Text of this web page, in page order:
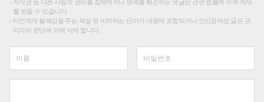
저작권 등 다른 사람의 권리를 침해하거나 명예를 훼손하는 댓글은 관련 법률에 의해 제재
를 받을 수 있습니다.
타인에게 불쾌감을 주는 욕설 등 비하하는 단어가 내용에 포함되거나 인신공격성 글은 관
리자의 판단에 의해 삭제 합니다.